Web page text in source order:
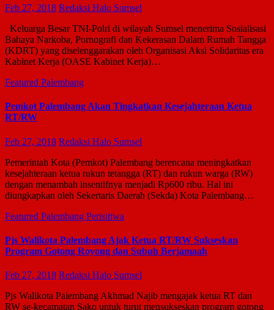
Feb 27, 2018 Redaksi Halo Sumsel
Keluarga Besar TNI-Polri di wilayah Sumsel menerima Sosialisasi
Bahaya Narkoba, Pornografi dan Kekerasan Dalam Rumah Tangga
(KDRT) yang diselenggarakan oleh Organisasi Aksi Solidaritas era
Kabinet Kerja (OASE Kabinet Kerja)…
Featured Palembang
Pemkot Palembang Akan Tingkatkan Kesejahteraan Ketua
RT/RW
Feb 27, 2018 Redaksi Halo Sumsel
Pemerintah Kota (Pemkot) Palembang berencana meningkatkan
kesejahteraan ketua rukun tetangga (RT) dan rukun warga (RW)
dengan menambah insentifnya menjadi Rp600 ribu. Hal ini
diungkapkan oleh Sekertaris Daerah (Sekda) Kota Palembang…
Featured Palembang Perisitiwa
Pjs Walikota Palembang Ajak Ketua RT/RW Sukseskan
Program Gotong Royong dan Subuh Berjamaah
Feb 27, 2018 Redaksi Halo Sumsel
Pjs Walikota Palembang Akhmad Najib mengajak ketua RT dan
RW se-kecamatan Sako untuk turut mensukseskan program gotong